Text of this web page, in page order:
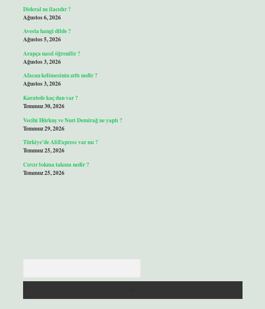
Dideral ne ilacıdır ?
Ağustos 6, 2026
Avesta hangi dilde ?
Ağustos 5, 2026
Arapça nasıl öğrenilir ?
Ağustos 3, 2026
Afacan kelimesinin zıttı nedir ?
Ağustos 3, 2026
Karatede kaç dan var ?
Temmuz 30, 2026
Vecihi Hürkuş ve Nuri Demirağ ne yaptı ?
Temmuz 29, 2026
Türkiye’de AliExpress var mı ?
Temmuz 25, 2026
Cırcır lokma takımı nedir ?
Temmuz 25, 2026